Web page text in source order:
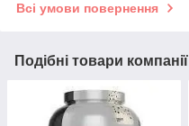
Всі умови повернення
Подібні товари компанії